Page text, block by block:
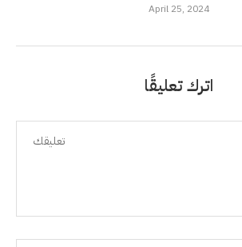
April 25, 2024
اترك تعليقًا